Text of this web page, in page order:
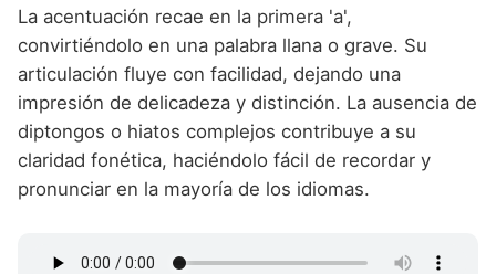
La acentuación recae en la primera 'a',
convirtiéndolo en una palabra llana o grave. Su
articulación fluye con facilidad, dejando una
impresión de delicadeza y distinción. La ausencia de
diptongos o hiatos complejos contribuye a su
claridad fonética, haciéndolo fácil de recordar y
pronunciar en la mayoría de los idiomas.